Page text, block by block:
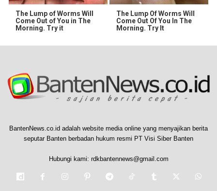
The Lump of Worms Will
Come Out of You in The
Morning. Try it
The Lump Of Worms Will
Come Out Of You In The
Morning. Try It
BantenNews.co.id adalah website media online yang menyajikan berita
seputar Banten berbadan hukum resmi PT Visi Siber Banten
Hubungi kami: rdkbantennews@gmail.com